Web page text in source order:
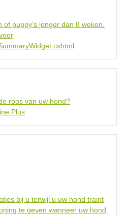
puppy's jonger dan 8 weken.
roos van uw hond?
Plus
bij u terwijl u uw hond traint
te geven wanneer uw hond